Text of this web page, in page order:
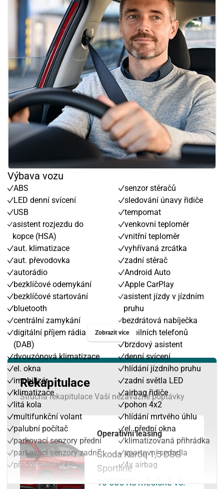
Výbava vozu
ABS
LED denní svícení
USB
asistent rozjezdu do
kopce (HSA)
aut. klimatizace
aut. převodovka
autorádio
bezklíčové odemykání
bezklíčové startování
bluetooth
centrální zamykání
digitální příjem rádia
(DAB)
dvouzónová klimatizace
el. okna
imobilizér
klimatizace
litá kola
multifunkční volant
palubní počítač
parkovací senzory přední
parkovací senzory zadní
přední světla LED
senzor stěračů
sledování únavy řidiče
tempomat
venkovní teploměr
vnitřní teploměr
vyhřívaná zrcátka
zadní stěrač
Android Auto
Apple CarPlay
asistent jízdy v jízdním
pruhu
bezdrátová nabíječka
mobilních telefonů
brzdový asistent
denní svícení
hlídání jízdního pruhu
zadní světla LED
airbag řidiče
pohon 4x2
hlídání mrtvého úhlu
el. přední okna
klimatizovaná přihrádka
sportovní sedadla
4x airbag
Zobrazit více
Rekapitulace
Stručná rekapitulace Vaší nezávazné poptávky
Operativní leasing
Škoda Karoq 1,5 DSG
Sportline
10 685 Kčměsíčně vč.